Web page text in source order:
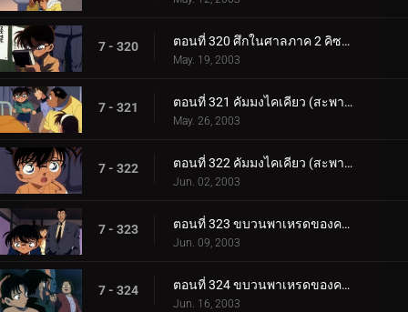
7 - 320 ตอนที่ 320 ศึกในศาลภาค 2 คิซากิ ปะทะ คุโจ (ตอนจบ)
May. 19, 2003
7 - 321 ตอนที่ 321 คัมมงไคเคียว (สะพานข้ามทะเล) แห่งมิตรภาพกับจิตสังหาร (ตอนแรก) ยอดนักสืบจิ๋วโคนัน เดอะซ_.
May. 26, 2003
7 - 322 ตอนที่ 322 คัมมงไคเคียว (สะพานข้ามทะเล) แห่งมิตรภาพกับจิตสังหาร (ตอนจบ) ยอดนักสืบจิ๋วโคนัน เดอะซี_.
Jun. 02, 2003
7 - 323 ตอนที่ 323 ขบวนพาเหรดของความดีและความชั่ว (ตอนแรก )
Jun. 09, 2003
7 - 324 ตอนที่ 324 ขบวนพาเหรดของความดีและความชั่ว (ตอนจบ)
Jun. 16, 2003